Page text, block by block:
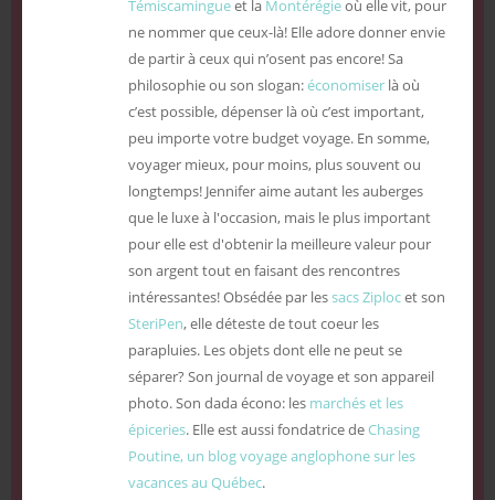
Témiscamingueet la Montérégieoù elle vit, pour
ne nommer que ceux-là! Elle adore donner envie
de partir à ceux qui n’osent pas encore! Sa
philosophie ou son slogan:économiserlà où
c’est possible, dépenser là où c’est important,
peu importe votre budget voyage. En somme,
voyager mieux, pour moins, plus souvent ou
longtemps! Jennifer aime autant les auberges
que le luxe à l'occasion, mais le plus important
pour elle est d'obtenir la meilleure valeur pour
son argent tout en faisant des rencontres
intéressantes! Obsédée par lessacs Ziplocet son
SteriPen, elle déteste de tout coeur les
parapluies. Les objets dont elle ne peut se
séparer? Son journal de voyage et son appareil
photo. Son dada écono: les marchés et les
épiceries. Elle est aussi fondatrice deChasing
Poutine, un blog voyage anglophone sur les
vacances au Québec.